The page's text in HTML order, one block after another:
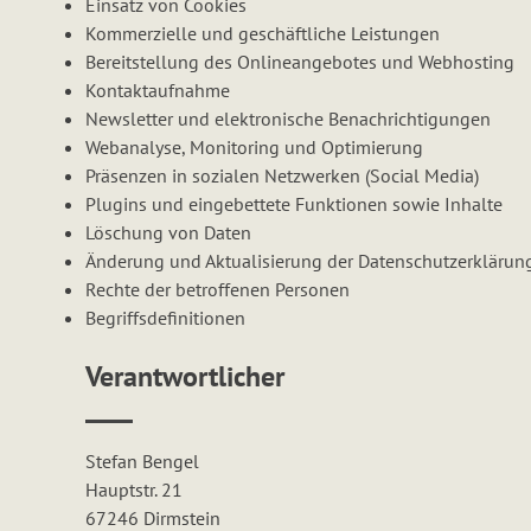
Kommerzielle und geschäftliche Leistungen
Bereitstellung des Onlineangebotes und Webhosting
Kontaktaufnahme
Newsletter und elektronische Benachrichtigungen
Webanalyse, Monitoring und Optimierung
Präsenzen in sozialen Netzwerken (Social Media)
Plugins und eingebettete Funktionen sowie Inhalte
Löschung von Daten
Änderung und Aktualisierung der
Rechte der betroffenen Personen
Begriffsdefinitionen
Verantwortlicher
Stefan Bengel
Hauptstr. 21
67246 Dirmstein